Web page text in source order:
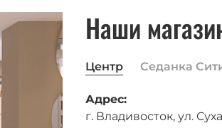
Наши
Центр Седанка
Адрес:
г. Владивосток, ул.